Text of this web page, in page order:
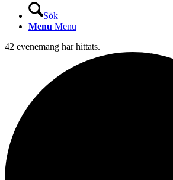
Sök
Menu Menu
42 evenemang har hittats.